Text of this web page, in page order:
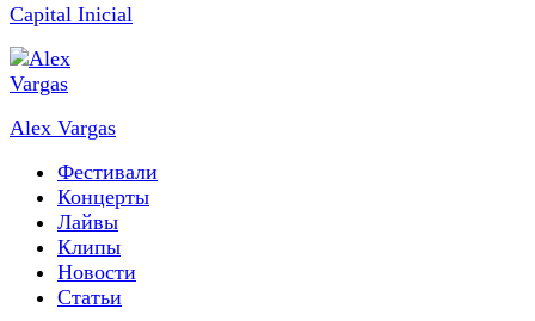
Capital Inicial
Alex Vargas
Фестивали
Концерты
Лайвы
Клипы
Новости
Статьи